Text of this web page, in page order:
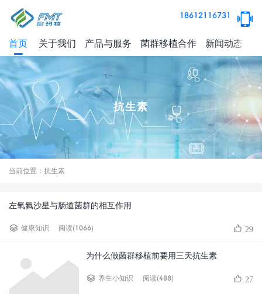
18612116731
首页 关于我们 产品与服务 菌群移植合作 新闻动态
抗生素
当前位置：抗生素
左氧氟沙星与肠道菌群的相互作用
健康知识 阅读(1066) 29
为什么做菌群移植前要用三天抗生素
养生小知识 阅读(488) 27